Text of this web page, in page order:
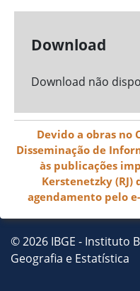
Download
Download não
Devido a obras no
Disseminação de
às publicações
Kerstenetzky
agendamento pelo
© 2026 IBGE - Instituto
Geografia e Estatística